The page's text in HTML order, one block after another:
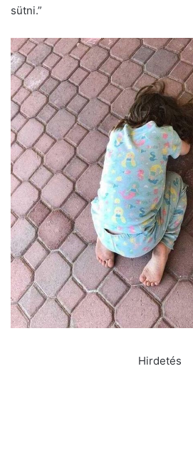
sütni.”
Hirdetés